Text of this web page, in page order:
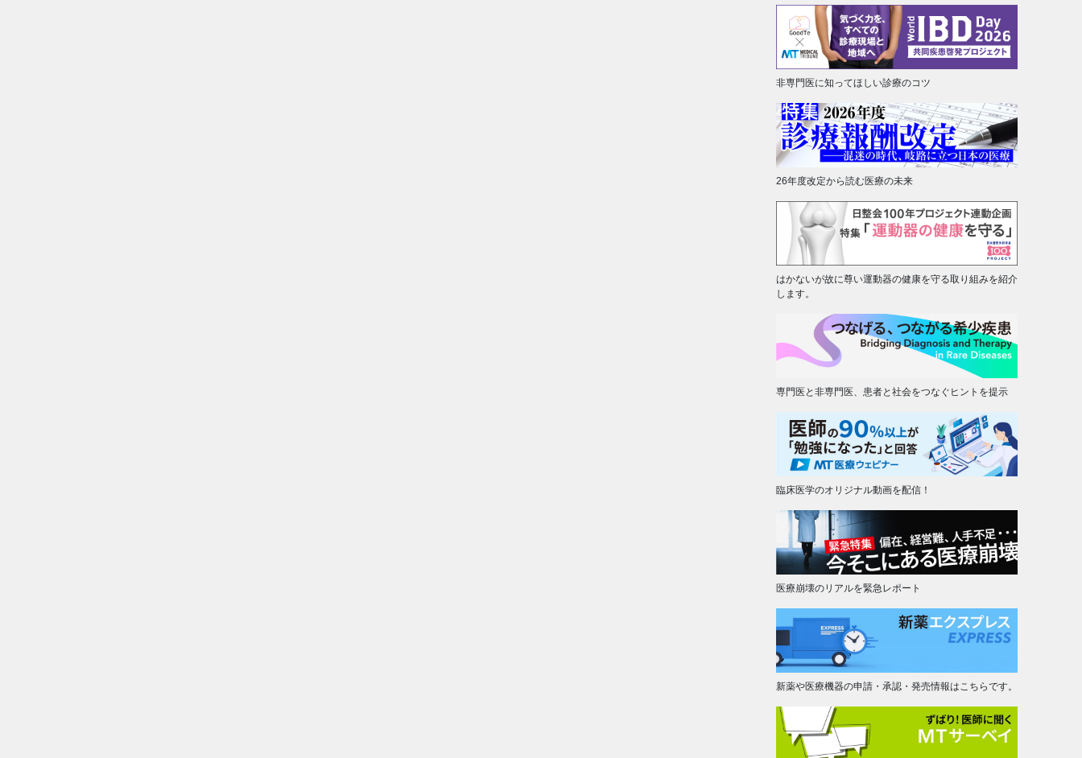
非専門医に知ってほしい診療のコツ
26年度改定から読む医療の未来
はかないが故に尊い運動器の健康を守る取り組みを紹介
します。
専門医と非専門医、患者と社会をつなぐヒントを提示
臨床医学のオリジナル動画を配信！
医療崩壊のリアルを緊急レポート
新薬や医療機器の申請・承認・発売情報はこちらです。